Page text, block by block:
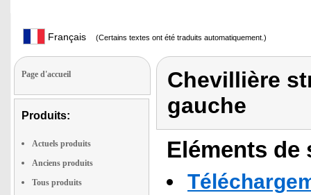
Français (Certains textes ont été traduits automatiquement.)
Page d'accueil
Produits:
Actuels produits
Anciens produits
Tous produits
Chevillière
gauche
Eléments